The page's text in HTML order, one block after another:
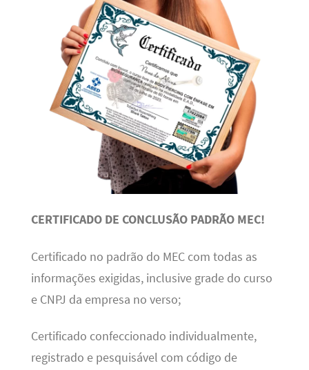
CERTIFICADO DE CONCLUSÃO PADRÃO MEC!
Certificado no padrão do MEC com todas as
informações exigidas, inclusive grade do curso
e CNPJ da empresa no verso;
Certificado confeccionado individualmente,
registrado e pesquisável com código de